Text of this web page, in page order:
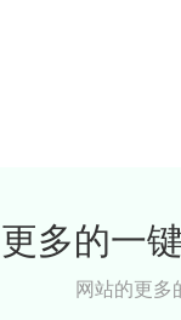
更多的一
网站的更多